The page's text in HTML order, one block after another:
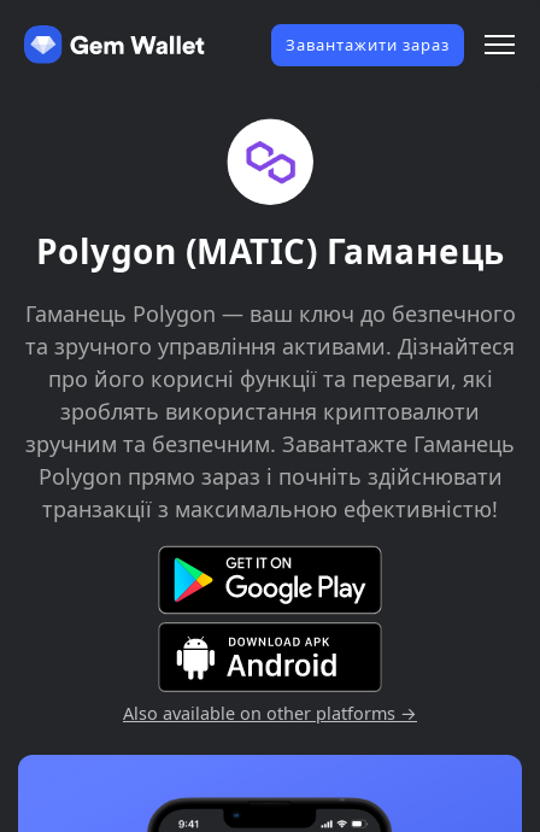
Завантажити зараз
Polygon (MATIC) Гаманець
Гаманець Polygon — ваш ключ до безпечного
та зручного управління активами. Дізнайтеся
про його корисні функції та переваги, які
зроблять використання криптовалюти
зручним та безпечним. Завантажте Гаманець
Polygon прямо зараз і почніть здійснювати
транзакції з максимальною ефективністю!
Also available on other platforms →